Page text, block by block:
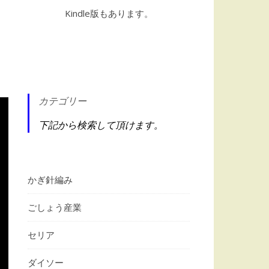
Kindle版もあります。
カテゴリー
下記から検索して頂けます。
かぎ針編み
ごしょう産業
セリア
ダイソー